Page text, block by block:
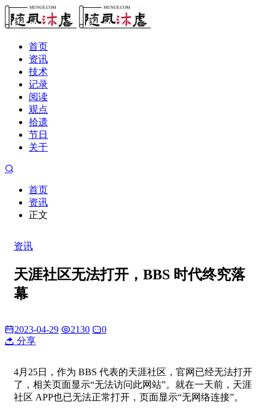
首页
资讯
技术
记录
阅读
观点
拾遗
节日
关于
首页
资讯
正文
资讯
天涯社区无法打开，BBS 时代终究落
幕
2023-04-29 2130
0
分享
4月25日，作为 BBS 代表的天涯社区，官网已经无法打开
了，相关页面显示“无法访问此网站”。就在一天前，天涯
社区 APP也已无法正常打开，页面显示“无网络连接”。